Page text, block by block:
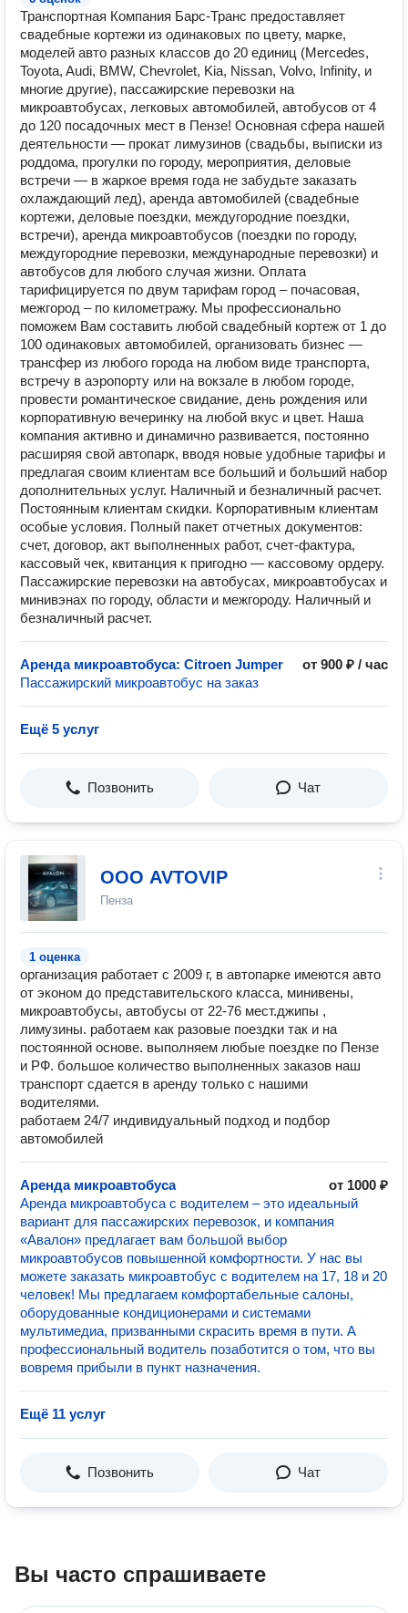
Транспортная Компания Барс-Транс предоставляет
свадебные кортежи из одинаковых по цвету, марке,
моделей авто разных классов до 20 единиц (Mercedes,
Toyota, Audi, BMW, Chevrolet, Kia, Nissan, Volvo, Infinity, и
многие другие), пассажирские перевозки на
микроавтобусах, легковых автомобилей, автобусов от 4
до 120 посадочных мест в Пензе! Основная сфера нашей
деятельности — прокат лимузинов (свадьбы, выписки из
роддома, прогулки по городу, мероприятия, деловые
встречи — в жаркое время года не забудьте заказать
охлаждающий лед), аренда автомобилей (свадебные
кортежи, деловые поездки, междугородние поездки,
встречи), аренда микроавтобусов (поездки по городу,
междугородние перевозки, международные перевозки) и
автобусов для любого случая жизни. Оплата
тарифицируется по двум тарифам город – почасовая,
межгород – по километражу. Мы профессионально
поможем Вам составить любой свадебный кортеж от 1 до
100 одинаковых автомобилей, организовать бизнес —
трансфер из любого города на любом виде транспорта,
встречу в аэропорту или на вокзале в любом городе,
провести романтическое свидание, день рождения или
корпоративную вечеринку на любой вкус и цвет. Наша
компания активно и динамично развивается, постоянно
расширяя свой автопарк, вводя новые удобные тарифы и
предлагая своим клиентам все больший и больший набор
дополнительных услуг. Наличный и безналичный расчет.
Постоянным клиентам скидки. Корпоративным клиентам
особые условия. Полный пакет отчетных документов:
счет, договор, акт выполненных работ, счет-фактура,
кассовый чек, квитанция к пригодно — кассовому ордеру.
Пассажирские перевозки на автобусах, микроавтобусах и
минивэнах по городу, области и межгороду. Наличный и
безналичный расчет.
Аренда микроавтобуса: Citroen Jumper
от 900 ₽ / час
Пассажирский микроавтобус на заказ
Ещё 5 услуг
Позвонить Чат
ООО AVTOVIP
Пенза
1 оценка
организация работает с 2009 г, в автопарке имеются авто
от эконом до представительского класса, минивены,
микроавтобусы, автобусы от 22-76 мест.джипы ,
лимузины. работаем как разовые поездки так и на
постоянной основе. выполняем любые поездке по Пензе
и РФ. большое количество выполненных заказов наш
транспорт сдается в аренду только с нашими
водителями.
работаем 24/7 индивидуальный подход и подбор
автомобилей
Аренда микроавтобуса
от 1000 ₽
Аренда микроавтобуса с водителем – это идеальный
вариант для пассажирских перевозок, и компания
«Авалон» предлагает вам большой выбор
микроавтобусов повышенной комфортности. У нас вы
можете заказать микроавтобус с водителем на 17, 18 и 20
человек! Мы предлагаем комфортабельные салоны,
оборудованные кондиционерами и системами
мультимедиа, призванными скрасить время в пути. А
профессиональный водитель позаботится о том, что вы
вовремя прибыли в пункт назначения.
Ещё 11 услуг
Позвонить Чат
Вы часто спрашиваете